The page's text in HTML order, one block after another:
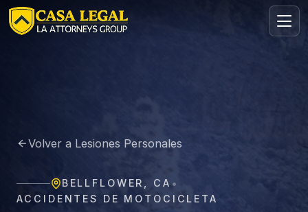
Abogado de Accidentes de Motocicleta en Bellflower |
Contacto Consulta
Solicita tu consulta gratuita
Volver a Lesiones Personales
BELLFLOWER , CA•
ACCIDENTES DE MOTOCICLETA